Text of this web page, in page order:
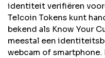
identiteit verifiëren
Telcoin Tokens kunt
bekend als Know Your
meestal een
webcam of